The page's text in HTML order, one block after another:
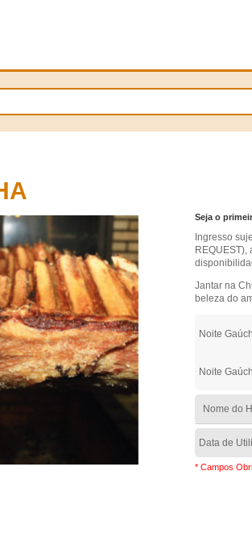
Seja o
Ingresso
Jantar na
beleza do
Noite
Noite
Nome do
Data de
* Campos